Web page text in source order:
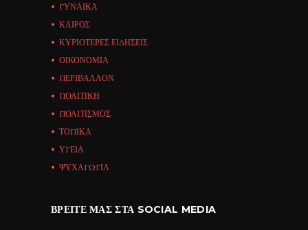
ΓΥΝΑΙΚΑ
ΚΑΙΡΟΣ
ΚΥΡΙΟΤΕΡΕΣ ΕΙΔΗΣΕΙΣ
ΟΙΚΟΝΟΜΙΑ
ΠΕΡΙΒΑΛΛΟΝ
ΠΟΛΙΤΙΚΗ
ΠΟΛΙΤΙΣΜΟΣ
ΤΟΠΙΚΑ
ΥΓΕΙΑ
ΨΥΧΑΓΩΓΙΑ
ΒΡΕΊΤΕ ΜΑΣ ΣΤΑ SOCIAL MEDIA